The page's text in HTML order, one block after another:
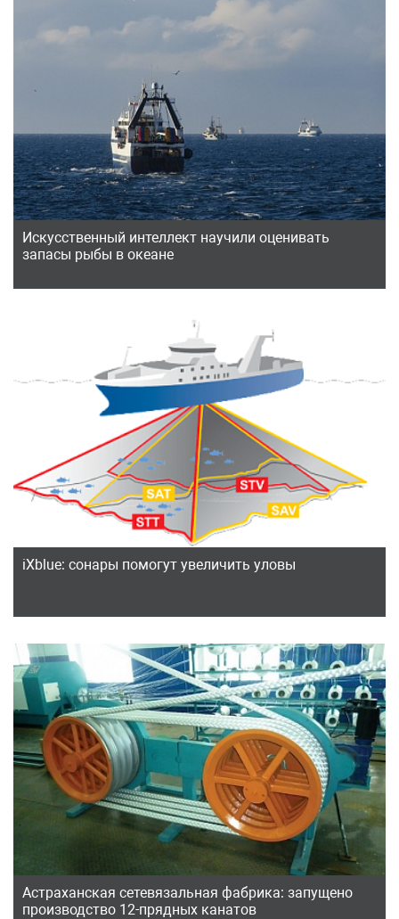
Искусственный интеллект научили оценивать
запасы рыбы в океане
iXblue: сонары помогут увеличить уловы
Астраханская сетевязальная фабрика: запущено
производство 12-прядных канатов